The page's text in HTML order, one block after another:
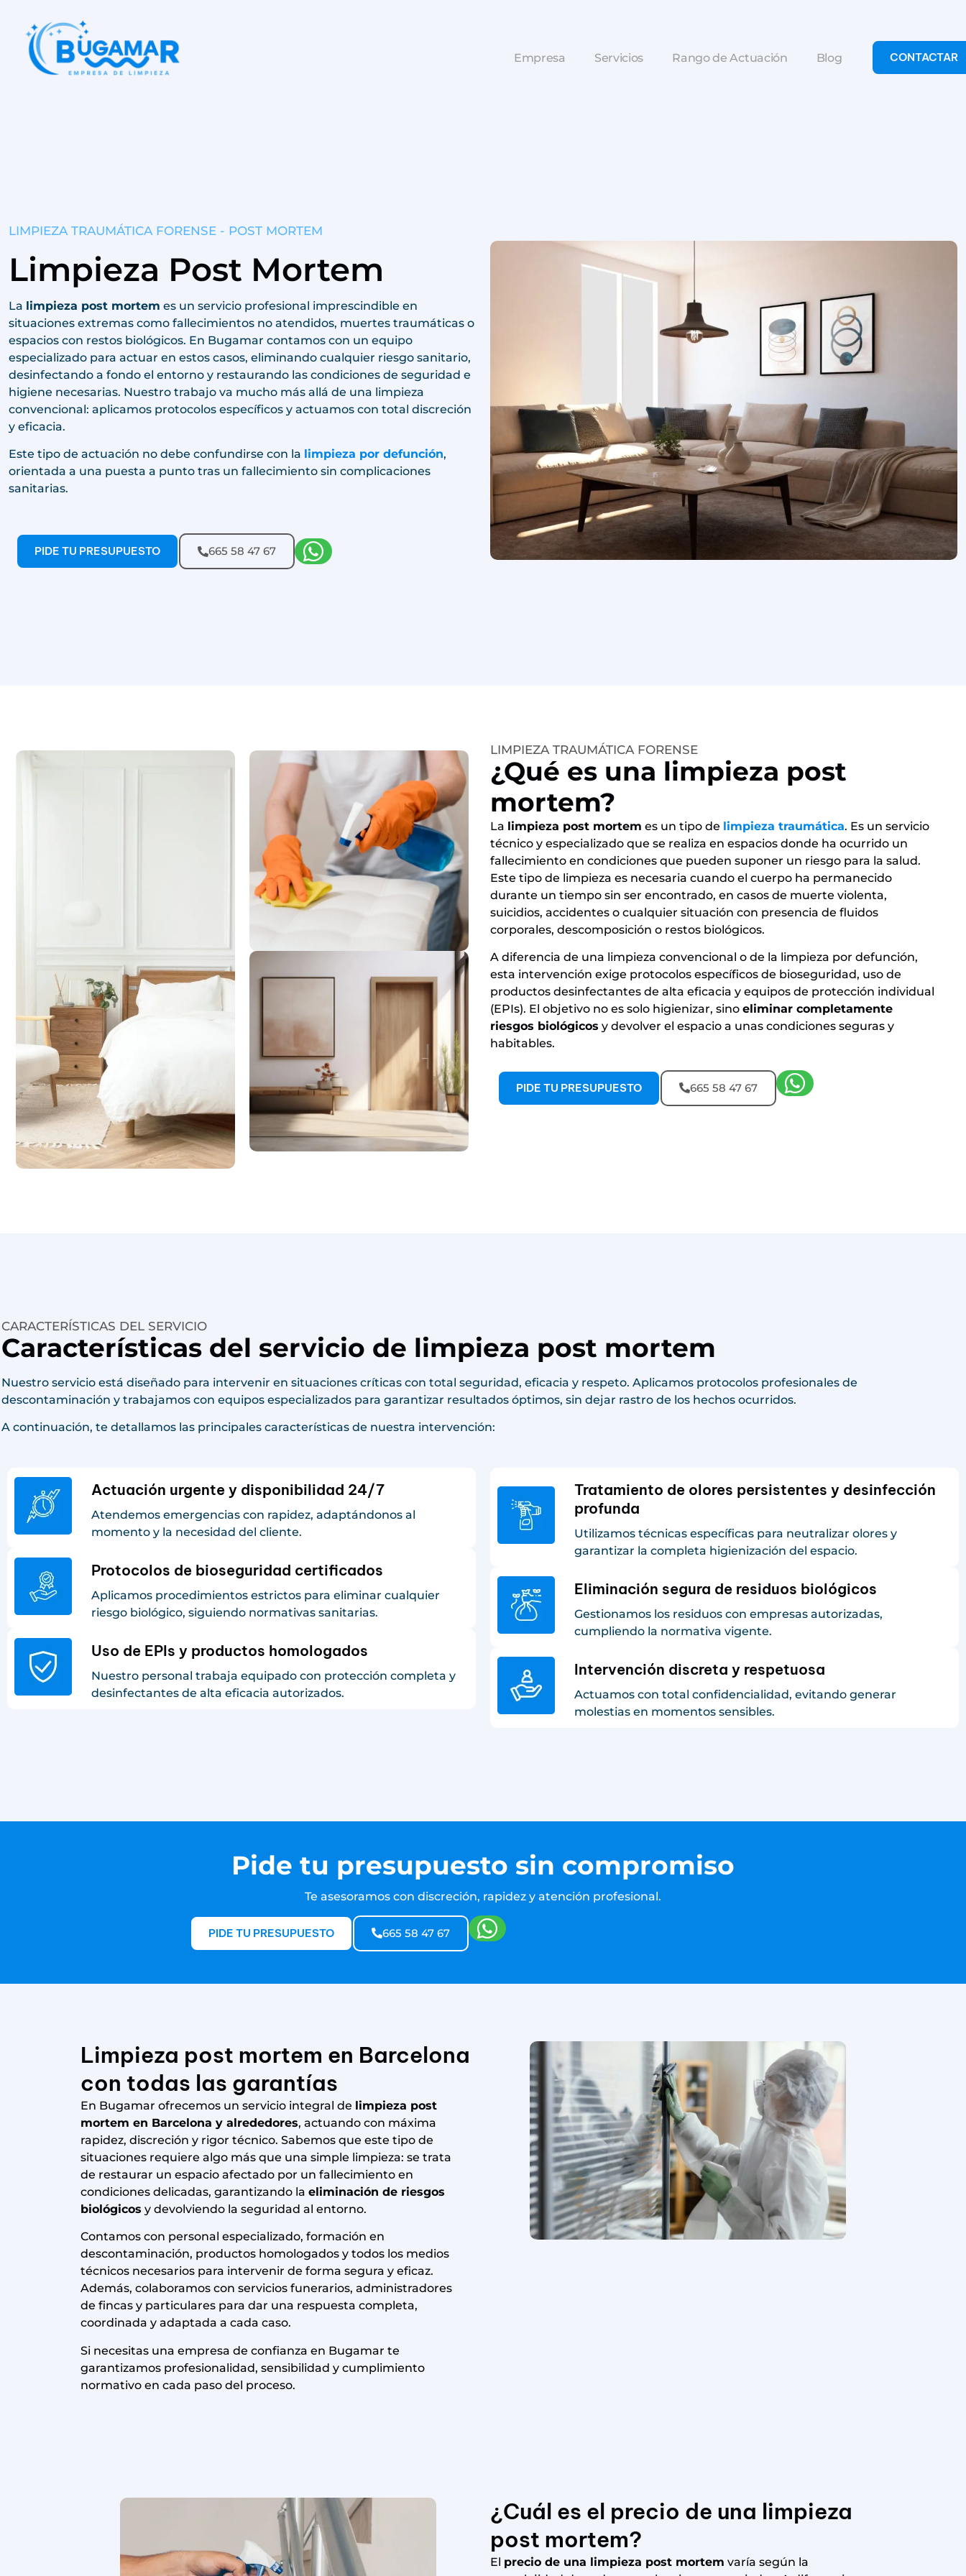
Empresa Servicios Rango de Actuación Blog CONTACTAR
LIMPIEZA TRAUMÁTICA FORENSE - POST MORTEM
Limpieza Post Mortem
La limpieza post mortem es un servicio profesional imprescindible en
situaciones extremas como fallecimientos no atendidos, muertes traumáticas o
espacios con restos biológicos. En Bugamar contamos con un equipo
especializado para actuar en estos casos, eliminando cualquier riesgo sanitario,
desinfectando a fondo el entorno y restaurando las condiciones de seguridad e
higiene necesarias. Nuestro trabajo va mucho más allá de una limpieza
convencional: aplicamos protocolos específicos y actuamos con total discreción
y eficacia.
Este tipo de actuación no debe confundirse con la limpieza por defunción,
orientada a una puesta a punto tras un fallecimiento sin complicaciones
sanitarias.
PIDE TU PRESUPUESTO 665 58 47 67
LIMPIEZA TRAUMÁTICA FORENSE
¿Qué es una limpieza post
mortem?
La limpieza post mortem es un tipo de limpieza traumática. Es un servicio
técnico y especializado que se realiza en espacios donde ha ocurrido un
fallecimiento en condiciones que pueden suponer un riesgo para la salud.
Este tipo de limpieza es necesaria cuando el cuerpo ha permanecido
durante un tiempo sin ser encontrado, en casos de muerte violenta,
suicidios, accidentes o cualquier situación con presencia de fluidos
corporales, descomposición o restos biológicos.
A diferencia de una limpieza convencional o de la limpieza por defunción,
esta intervención exige protocolos específicos de bioseguridad, uso de
productos desinfectantes de alta eficacia y equipos de protección individual
(EPIs). El objetivo no es solo higienizar, sino eliminar completamente
riesgos biológicos y devolver el espacio a unas condiciones seguras y
habitables.
PIDE TU PRESUPUESTO 665 58 47 67
CARACTERÍSTICAS DEL SERVICIO
Características del servicio de limpieza post mortem
Nuestro servicio está diseñado para intervenir en situaciones críticas con total seguridad, eficacia y respeto. Aplicamos protocolos profesionales de
descontaminación y trabajamos con equipos especializados para garantizar resultados óptimos, sin dejar rastro de los hechos ocurridos.
A continuación, te detallamos las principales características de nuestra intervención:
Actuación urgente y disponibilidad 24/7
Atendemos emergencias con rapidez, adaptándonos al
momento y la necesidad del cliente.
Protocolos de bioseguridad certificados
Aplicamos procedimientos estrictos para eliminar cualquier
riesgo biológico, siguiendo normativas sanitarias.
Uso de EPIs y productos homologados
Nuestro personal trabaja equipado con protección completa y
desinfectantes de alta eficacia autorizados.
Tratamiento de olores persistentes y desinfección
profunda
Utilizamos técnicas específicas para neutralizar olores y
garantizar la completa higienización del espacio.
Eliminación segura de residuos biológicos
Gestionamos los residuos con empresas autorizadas,
cumpliendo la normativa vigente.
Intervención discreta y respetuosa
Actuamos con total confidencialidad, evitando generar
molestias en momentos sensibles.
Pide tu presupuesto sin compromiso
Te asesoramos con discreción, rapidez y atención profesional.
PIDE TU PRESUPUESTO 665 58 47 67
Limpieza post mortem en Barcelona
con todas las garantías
En Bugamar ofrecemos un servicio integral de limpieza post
mortem en Barcelona y alrededores, actuando con máxima
rapidez, discreción y rigor técnico. Sabemos que este tipo de
situaciones requiere algo más que una simple limpieza: se trata
de restaurar un espacio afectado por un fallecimiento en
condiciones delicadas, garantizando la eliminación de riesgos
biológicos y devolviendo la seguridad al entorno.
Contamos con personal especializado, formación en
descontaminación, productos homologados y todos los medios
técnicos necesarios para intervenir de forma segura y eficaz.
Además, colaboramos con servicios funerarios, administradores
de fincas y particulares para dar una respuesta completa,
coordinada y adaptada a cada caso.
Si necesitas una empresa de confianza en Bugamar te
garantizamos profesionalidad, sensibilidad y cumplimiento
normativo en cada paso del proceso.
¿Cuál es el precio de una limpieza
post mortem?
El precio de una limpieza post mortem varía según la